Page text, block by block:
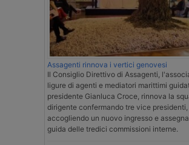
Assagenti rinnova i vertici genovesi
Il Consiglio Direttivo di Assagenti,
ligure di agenti e mediatori marittimi
presidente Gianluca Croce, rinnova la
dirigente confermando tre vice presidenti,
accogliendo un nuovo ingresso e
guida delle tredici commissioni interne.